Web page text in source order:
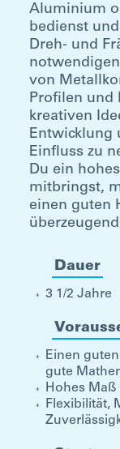
Aluminium
bedienst
Dreh- und
von
Profilen und
kreativen
Entwicklung
Einfluss zu
Du ein
mitbringst,
einen guten
Dauer
3 1/2 Jahre
Einen
gute
Hohes Maß
Flexibilität,